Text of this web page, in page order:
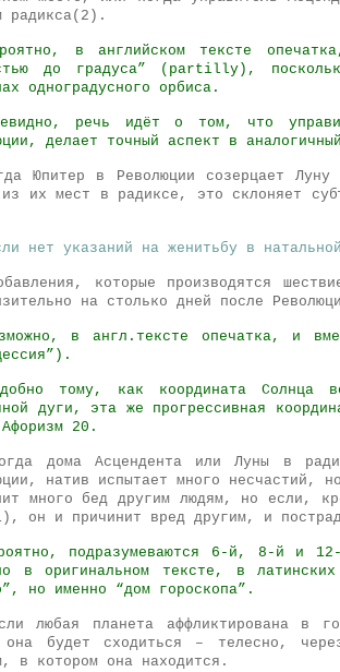
радикса(2).
в английском тексте
до градуса” (partilly),
одноградусного орбиса.
речь идёт о том, что
делает точный аспект в
Юпитер в Революции созерцает
из их мест в радиксе, это склоняет
нет указаний на женитьбу в
которые производятся
на столько дней после
в англ.тексте опечатка, и
тому, как координата Солнца
дуги, эта же прогрессивная
20.
дома Асцендента или Луны в
натив испытает много несчастий,
много бед другим людям, но если,
он и причинит вред другим, и
подразумеваются 6-й, 8-й и
в оригинальном тексте, в
но именно “дом гороскопа”.
любая планета аффликтирована в
она будет сходиться – телесно,
в котором она находится.